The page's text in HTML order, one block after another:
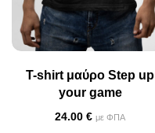
T-shirt μαύρο Step up
your game
24.00 € με ΦΠΑ